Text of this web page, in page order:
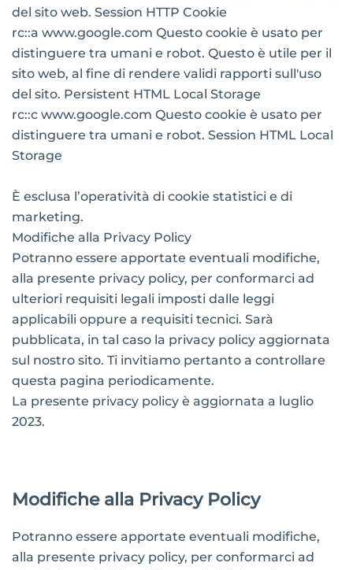
del sito web. Session HTTP Cookie
rc::a www.google.com Questo cookie è usato per
distinguere tra umani e robot. Questo è utile per il
sito web, al fine di rendere validi rapporti sull'uso
del sito. Persistent HTML Local Storage
rc::c www.google.com Questo cookie è usato per
distinguere tra umani e robot. Session HTML Local
Storage
È esclusa l’operatività di cookie statistici e di
marketing.
Modifiche alla Privacy Policy
Potranno essere apportate eventuali modifiche,
alla presente privacy policy, per conformarci ad
ulteriori requisiti legali imposti dalle leggi
applicabili oppure a requisiti tecnici. Sarà
pubblicata, in tal caso la privacy policy aggiornata
sul nostro sito. Ti invitiamo pertanto a controllare
questa pagina periodicamente.
La presente privacy policy è aggiornata a luglio
2023.
Modifiche alla Privacy Policy
Potranno essere apportate eventuali modifiche,
alla presente privacy policy, per conformarci ad